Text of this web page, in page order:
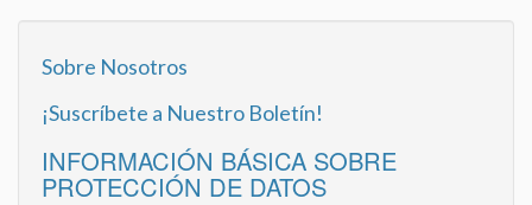
Sobre Nosotros
¡Suscríbete a Nuestro Boletín!
INFORMACIÓN BÁSICA SOBRE
PROTECCIÓN DE DATOS